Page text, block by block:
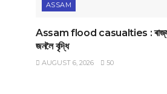
ASSAM
Assam flood casualties : ৰাজ্যত
জনলৈ বৃদ্ধি
AUGUST 6, 2026 50